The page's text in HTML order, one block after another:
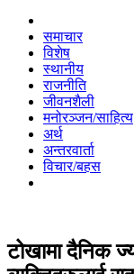
समाचार
विशेष
स्थानीय
राजनीति
जीवनशैली
मनोरञ्जन/साहित्य
अर्थ
अन्तरवार्ता
विचार/बहस
टोखामा दैनिक